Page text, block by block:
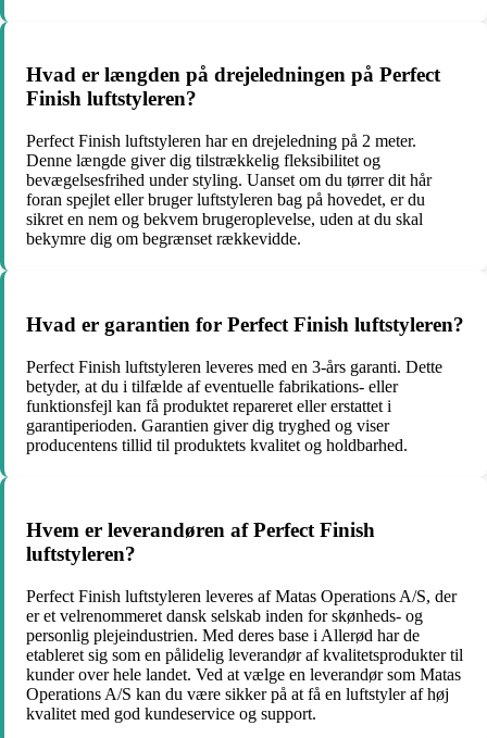
Hvad er længden på drejeledningen på Perfect
Finish luftstyleren?
Perfect Finish luftstyleren har en drejeledning på 2 meter.
Denne længde giver dig tilstrækkelig fleksibilitet og
bevægelsesfrihed under styling. Uanset om du tørrer dit hår
foran spejlet eller bruger luftstyleren bag på hovedet, er du
sikret en nem og bekvem brugeroplevelse, uden at du skal
bekymre dig om begrænset rækkevidde.
Hvad er garantien for Perfect Finish luftstyleren?
Perfect Finish luftstyleren leveres med en 3-års garanti. Dette
betyder, at du i tilfælde af eventuelle fabrikations- eller
funktionsfejl kan få produktet repareret eller erstattet i
garantiperioden. Garantien giver dig tryghed og viser
producentens tillid til produktets kvalitet og holdbarhed.
Hvem er leverandøren af Perfect Finish
luftstyleren?
Perfect Finish luftstyleren leveres af Matas Operations A/S, der
er et velrenommeret dansk selskab inden for skønheds- og
personlig plejeindustrien. Med deres base i Allerød har de
etableret sig som en pålidelig leverandør af kvalitetsprodukter til
kunder over hele landet. Ved at vælge en leverandør som Matas
Operations A/S kan du være sikker på at få en luftstyler af høj
kvalitet med god kundeservice og support.